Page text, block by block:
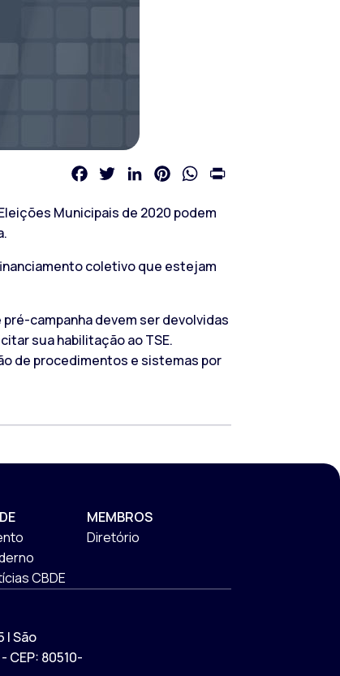
FacebookTwitterLinkedInPinterestWhatsApp
Municipais de 2020 podem
coletivo que estejam
campanha devem ser devolvidas
sua habilitação ao TSE.
de procedimentos e sistemas por
CBDE
MEMBROS
Diretório
| São
CEP: 80510-